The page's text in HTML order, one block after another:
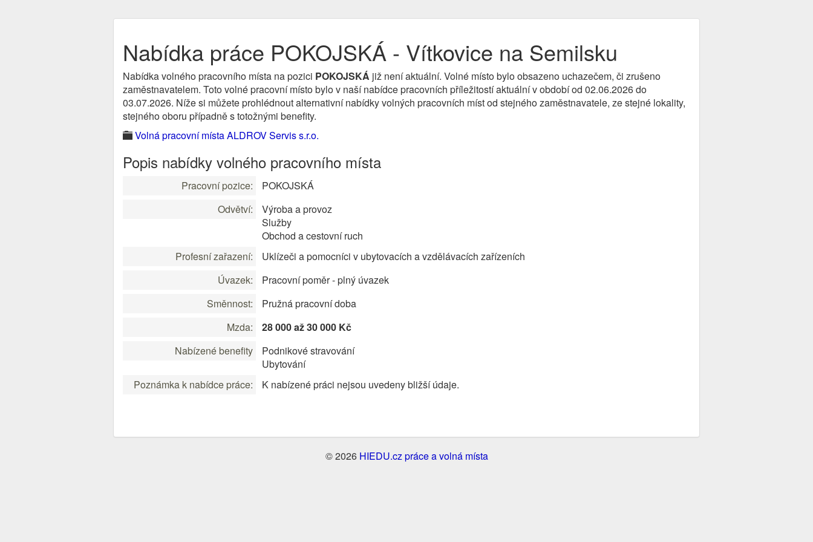
Nabídka práce POKOJSKÁ - Vítkovice na Semilsku
Nabídka volného pracovního místa na pozici POKOJSKÁ již není aktuální. Volné místo bylo obsazeno uchazečem, či zrušeno
zaměstnavatelem. Toto volné pracovní místo bylo v naší nabídce pracovních příležitostí aktuální v období od 02.06.2026 do
03.07.2026. Níže si můžete prohlédnout alternativní nabídky volných pracovních míst od stejného zaměstnavatele, ze stejné lokality,
stejného oboru případně s totožnými benefity.
Volná pracovní místa ALDROV Servis s.r.o.
Popis nabídky volného pracovního místa
Pracovní pozice:
POKOJSKÁ
Odvětví:
Výroba a provoz
Služby
Obchod a cestovní ruch
Profesní zařazení:
Uklízeči a pomocníci v ubytovacích a vzdělávacích zařízeních
Úvazek:
Pracovní poměr - plný úvazek
Směnnost:
Pružná pracovní doba
Mzda:
28 000 až 30 000 Kč
Nabízené benefity
Podnikové stravování
Ubytování
Poznámka k nabídce práce:
K nabízené práci nejsou uvedeny bližší údaje.
© 2026 HIEDU.cz práce a volná místa